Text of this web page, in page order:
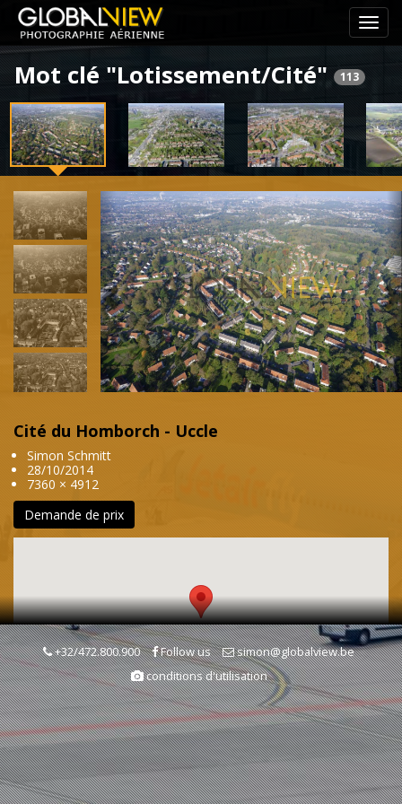
le
de
Mot clé "Lotissement/Cité" 113
Previous
Cité du Homborch - Uccle
Simon Schmitt
28/10/2014
7360 × 4912
Demande de prix
Mots clés
Quartier résidentiel Habitat
Architecture & Urbanisme
Lotissement/Cité
Cité Uccle (Ukkel) Belgique
+32/472.800.900 Follow us
simon@globalview.be
conditions d'utilisation